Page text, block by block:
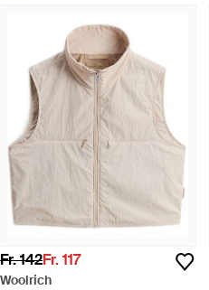
Fr. 142Fr. 117
Woolrich